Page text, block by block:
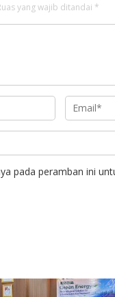
yang wajib ditandai *
pada peramban ini